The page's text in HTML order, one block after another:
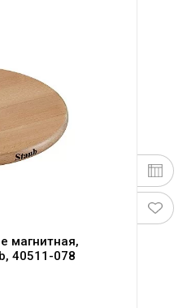
магнитная,
40511-078